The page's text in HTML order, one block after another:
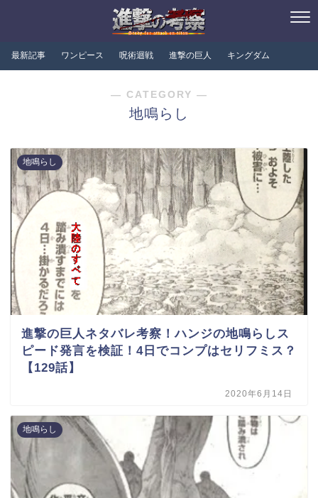
最新記事 ワンピース 呪術迴戦 進撃の巨人 キングダム
― CATEGORY ―
地鳴らし
地鳴らし
進撃の巨人ネタバレ考察！ハンジの地鳴らしス
ピード発言を検証！4日でコンプはセリフミス？
【129話】
2020年6月14日
地鳴らし